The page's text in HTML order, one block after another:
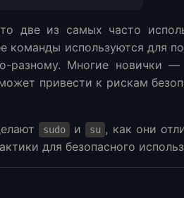
две из самых часто
команды используются для
разному. Многие новички
привести к рискам
sudo и su , как они
для безопасного